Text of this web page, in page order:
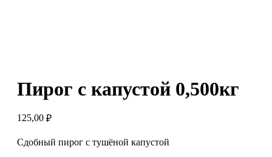
Пирог с капустой 0,500кг
125,00 ₽
Сдобный пирог с тушёной капустой